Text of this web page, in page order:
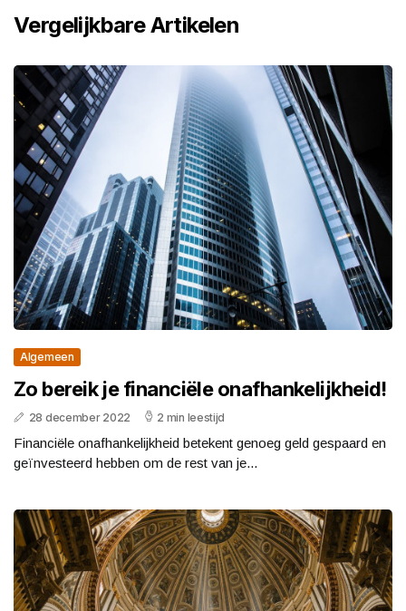
Vergelijkbare Artikelen
Algemeen
Zo bereik je financiële onafhankelijkheid!
28 december 2022 2 min leestijd
Financiële onafhankelijkheid betekent genoeg geld gespaard en
geïnvesteerd hebben om de rest van je...